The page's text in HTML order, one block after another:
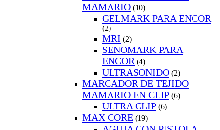
MAMARIO (10)
GELMARK PARA ENCOR
(2)
MRI (2)
SENOMARK PARA
ENCOR (4)
ULTRASONIDO (2)
MARCADOR DE TEJIDO
MAMARIO EN CLIP (6)
ULTRA CLIP (6)
MAX CORE (19)